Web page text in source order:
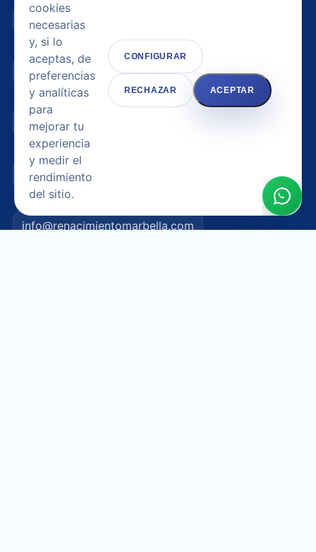
Medicina estética corporal
Nosotros
Contacto
656 82 97 45
info@renacimientomarbella.com
cookies
necesarias
y, si lo
aceptas, de
preferencias
y analíticas
para
mejorar tu
experiencia
y medir el
rendimiento
del sitio.
CONFIGURAR
RECHAZAR ACEPTAR